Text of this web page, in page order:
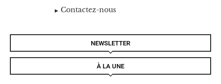
Contactez-nous
NEWSLETTER
À LA UNE